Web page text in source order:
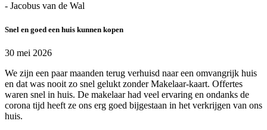
- Jacobus van de Wal
Snel en goed een huis kunnen kopen
30 mei 2026
We zijn een paar maanden terug verhuisd naar een omvangrijk huis
en dat was nooit zo snel gelukt zonder Makelaar-kaart. Offertes
waren snel in huis. De makelaar had veel ervaring en ondanks de
corona tijd heeft ze ons erg goed bijgestaan in het verkrijgen van ons
huis.